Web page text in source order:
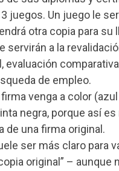
juegos. Un juego le
otra copia para su
servirán a la
evaluación
de empleo.
firma venga a color
negra, porque así
de una firma original.
ser más claro para
original” – aunque